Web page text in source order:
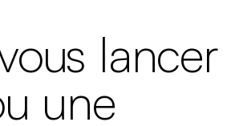
lancer
une